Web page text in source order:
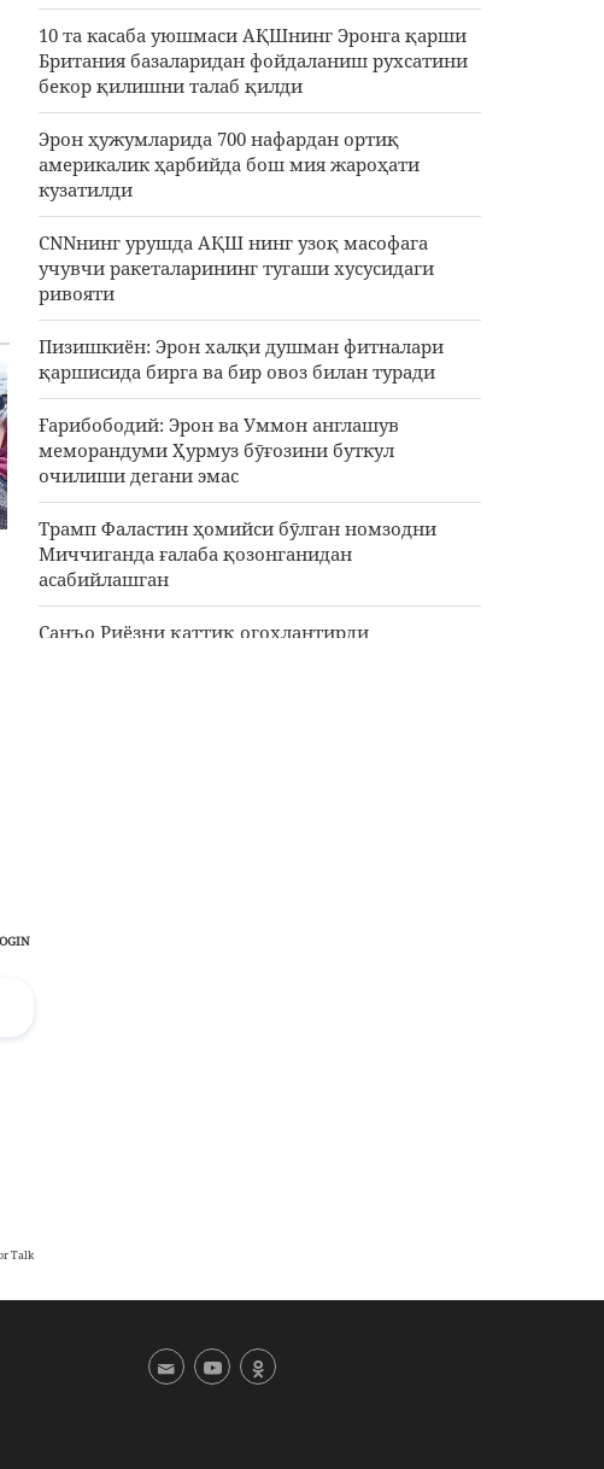
10 та касаба уюшмаси АҚШнинг Эронга қарши
Британия базаларидан фойдаланиш рухсатини
бекор қилишни талаб қилди
Эрон ҳужумларида 700 нафардан ортиқ
америкалик ҳарбийда бош мия жароҳати
кузатилди
CNNнинг урушда АҚШ нинг узоқ масофага
учувчи ракеталарининг тугаши хусусидаги
ривояти
Пизишкиён: Эрон халқи душман фитналари
қаршисида бирга ва бир овоз билан туради
Ғарибободий: Эрон ва Уммон англашув
меморандуми Ҳурмуз бӯғозини буткул
очилиши дегани эмас
Трамп Фаластин ҳомийси бӯлган номзодни
Миччиганда ғалаба қозонганидан
асабийлашган
Санъо Риёзни қаттиқ огоҳлантирди